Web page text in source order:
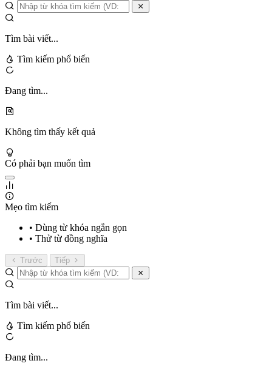
Tìm bài viết...
Tìm kiếm phổ biến
Đang tìm...
Không tìm thấy kết quả
Có phải bạn muốn tìm
Mẹo tìm kiếm
• Dùng từ khóa ngắn gọn
• Thử từ đồng nghĩa
Trước Tiếp
Tìm bài viết...
Tìm kiếm phổ biến
Đang tìm...